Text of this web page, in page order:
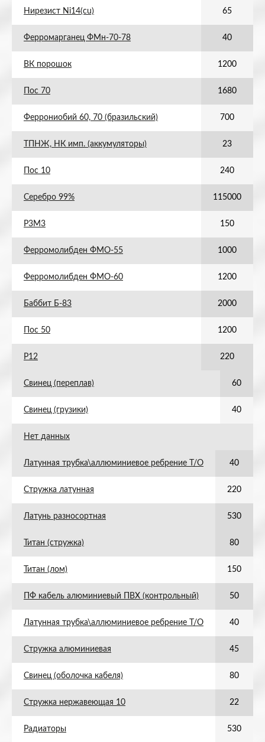
Нирезист Ni14(cu) 65
Ферромарганец ФМн-70-78 40
ВК порошок 1200
Пос 70 1680
Феррониобий 60, 70 (бразильский) 700
ТПНЖ, НК имп. (аккумуляторы) 23
Пос 10 240
Серебро 99% 115000
Р3М3 150
Ферромолибден ФМО-55 1000
Ферромолибден ФМО-60 1200
Баббит Б-83 2000
Пос 50 1200
Р12 220
Свинец (переплав) 60
Свинец (грузики) 40
Нет данных
Латунная трубка\аллюминиевое ребрение Т/О 40
Стружка латунная 220
Латунь разносортная 530
Титан (стружка) 80
Титан (лом) 150
ПФ кабель алюминиевый ПВХ (контрольный) 50
Латунная трубка\аллюминиевое ребрение Т/О 40
Стружка алюминиевая 45
Свинец (оболочка кабеля) 80
Стружка нержавеющая 10 22
Радиаторы 530